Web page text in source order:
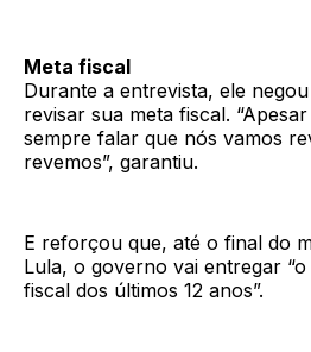
Meta fiscal
Durante a entrevista, ele
revisar sua meta fiscal.
sempre falar que nós vamos
revemos”, garantiu.
E reforçou que, até o final do
Lula, o governo vai entregar
fiscal dos últimos 12 anos”.